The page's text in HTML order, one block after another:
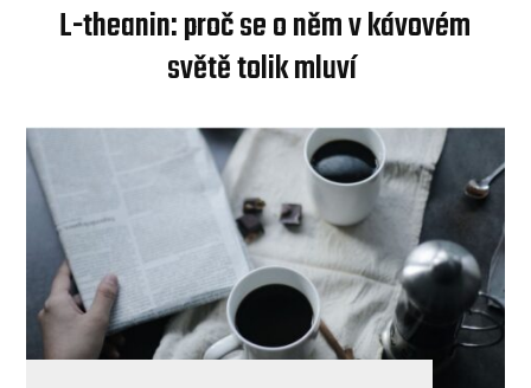
L-theanin: proč se o něm v kávovém
světě tolik mluví